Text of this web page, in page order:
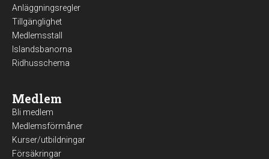
Anläggningsregler
Tillgänglighet
Medlemsstall
Islandsbanorna
Ridhusschema
Medlem
Bli medlem
Medlemsförmåner
Kurser/utbildningar
Försäkringar